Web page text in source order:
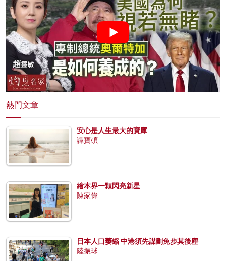
熱門文章
安心是人生最大的寶庫
譚寶碩
繪本界一顆閃亮新星
陳家偉
日本人口萎縮 中港須先謀劃免步其後塵
陸振球